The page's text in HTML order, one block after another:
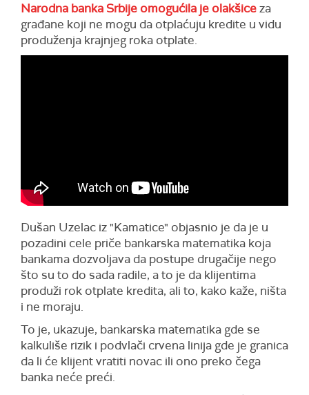
Narodna banka Srbije omogućila je olakšiceza
građane koji ne mogu da otplaćuju kredite u vidu
produženja krajnjeg roka otplate.
Dušan Uzelac iz "Kamatice" objasnio je da je u
pozadini cele priče bankarska matematika koja
bankama dozvoljava da postupe drugačije nego
što su to do sada radile, a to je da klijentima
produži rok otplate kredita, ali to, kako kaže, ništa
i ne moraju.
To je, ukazuje, bankarska matematika gde se
kalkuliše rizik i podvlači crvena linija gde je granica
da li će klijent vratiti novac ili ono preko čega
banka neće preći.